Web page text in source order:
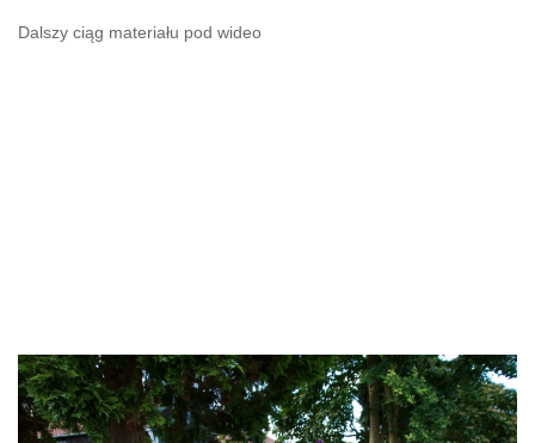
Dalszy ciąg materiału pod wideo